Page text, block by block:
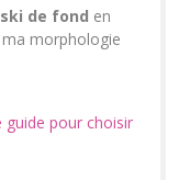
de fond en
morphologie
guide pour choisir